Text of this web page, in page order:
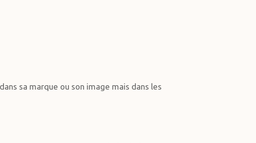
sa marque ou son image mais dans les